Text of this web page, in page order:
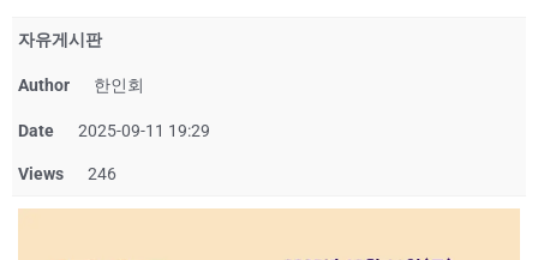
자유게시판
Author 한인회
Date 2025-09-11 19:29
Views 246